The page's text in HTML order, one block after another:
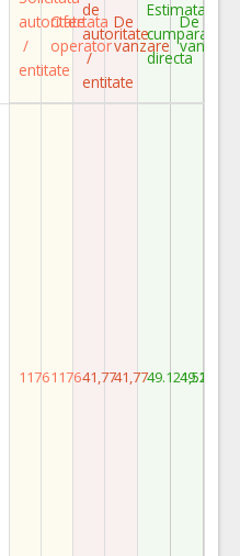
autoritate
/
entitate
Ofertata
operator
de
autoritate
/
entitate
De
vanzare
Estimata
cumparare
directa
De
vanzare
1176117641,7741,7749.121,52